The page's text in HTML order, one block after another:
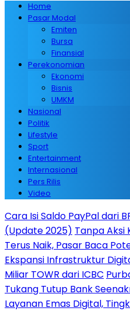
Home
Pasar Modal
Emiten
Bursa
Finansial
Perekonomian
Ekonomi
Bisnis
UMKM
Nasional
Politik
Lifestyle
Sport
Entertainment
Internasional
Pers Rilis
Video
Cara Isi Saldo PayPal dari
(Update 2025) Tanpa Aksi
Terus Naik, Pasar Baca
Ekspansi Infrastruktur
Miliar TOWR dari ICBC
Tukang Tutup Bank
Layanan Emas Digital,